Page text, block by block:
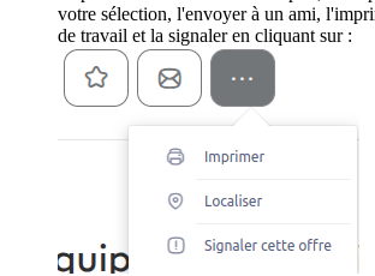
votre sélection, l'envoyer à un ami,
de travail et la signaler en cliquant sur :